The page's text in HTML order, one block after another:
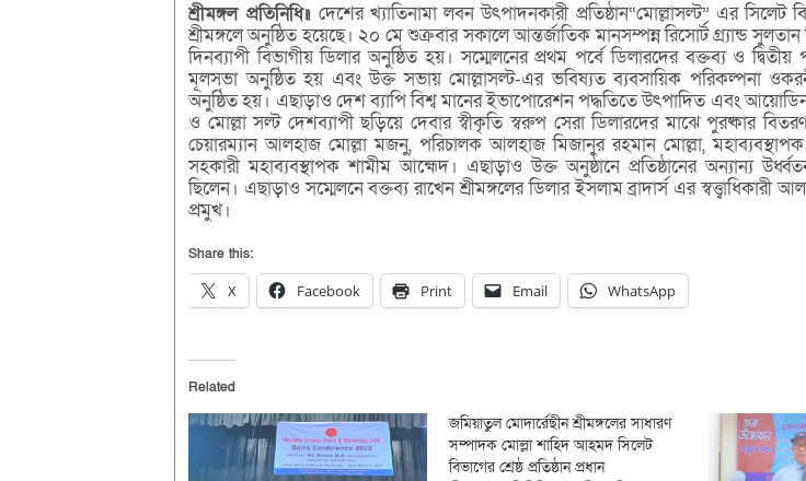
শ্রীমঙ্গল প্রতিনিধি॥ দেশের খ্যাতিনামা লবন উৎপাদনকারী প্রতিষ্ঠান“মোল্লাসল্ট” এর সিলেট
শ্রীমঙ্গলে অনুষ্ঠিত হয়েছে। ২০ মে শুক্রবার সকালে আন্তর্জাতিক মানসম্পন্ন রিসোর্ট গ্র্যান্ড
দিনব্যাপী বিভাগীয় ডিলার অনুষ্ঠিত হয়। সম্মেলনের প্রথম পর্বে ডিলারদের বক্তব্য ও
মূলসভা অনুষ্ঠিত হয় এবং উক্ত সভায় মোল্লাসল্ট-এর ভবিষ্যত ব্যবসায়িক পরিকল্পনা
অনুষ্ঠিত হয়। এছাড়াও দেশ ব্যাপি বিশ্ব মানের ইভাপোরেশন পদ্ধতিতে উৎপাদিত এবং
ও মোল্লা সল্ট দেশব্যাপী ছড়িয়ে দেবার স্বীকৃতি স্বরুপ সেরা ডিলারদের মাঝে পুরষ্কার
চেয়ারম্যান আলহাজ মোল্লা মজনু, পরিচালক আলহাজ মিজানুর রহমান মোল্লা,
সহকারী মহাব্যবস্থাপক শামীম আহ্মেদ। এছাড়াও উক্ত অনুষ্ঠানে প্রতিষ্ঠানের অন্যান্য
ছিলেন। এছাড়াও সম্মেলনে বক্তব্য রাখেন শ্রীমঙ্গলের ডিলার ইসলাম ব্রাদার্স এর
প্রমুখ।
Share this:
X Facebook Print Email WhatsApp
Related
জমিয়াতুল মোদার্রেছীন শ্রীমঙ্গলের সাধারণ
সম্পাদক মোল্লা শাহিদ আহমদ সিলেট
বিভাগের শ্রেষ্ঠ প্রতিষ্ঠান প্রধান